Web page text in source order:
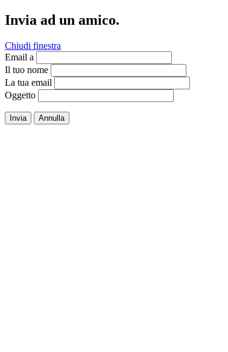
Invia ad un amico.
Chiudi finestra
Email a
Il tuo nome
La tua email
Oggetto
Invia Annulla